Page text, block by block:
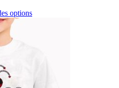
options